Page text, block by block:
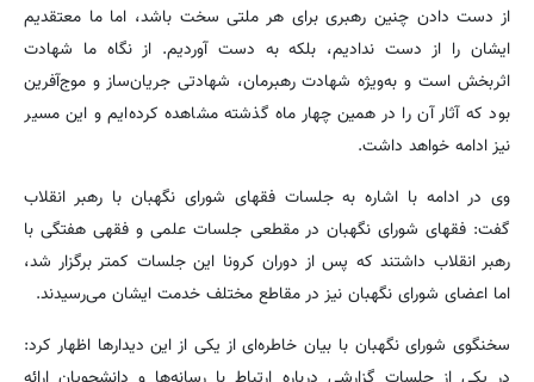
از دست دادن چنین رهبری برای هر ملتی سخت باشد، اما ما معتقدیم
ایشان را از دست ندادیم، بلکه به دست آوردیم. از نگاه ما شهادت
اثربخش است و به‌ویژه شهادت رهبرمان، شهادتی جریان‌ساز و موج‌آفرین
بود که آثار آن را در همین چهار ماه گذشته مشاهده کرده‌ایم و این مسیر
نیز ادامه خواهد داشت.
وی در ادامه با اشاره به جلسات فقهای شورای نگهبان با رهبر انقلاب
گفت: فقهای شورای نگهبان در مقطعی جلسات علمی و فقهی هفتگی با
رهبر انقلاب داشتند که پس از دوران کرونا این جلسات کمتر برگزار شد،
اما اعضای شورای نگهبان نیز در مقاطع مختلف خدمت ایشان می‌رسیدند.
سخنگوی شورای نگهبان با بیان خاطره‌ای از یکی از این دیدارها اظهار کرد: